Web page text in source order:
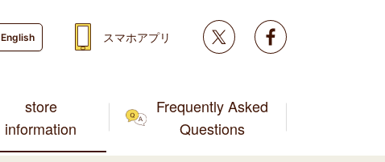
store
information
Frequently Asked
Questions
English スマホアプリ Twitter